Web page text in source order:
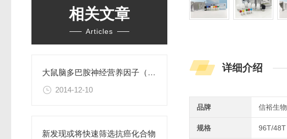
相关文章
Articles
大鼠脑多巴胺神经营养因子（CDNF）ELISA试剂盒
2014-12-10
新发现或将快速筛选抗癌化合物
详细介绍
品牌 信裕生物
规格 96T/48T